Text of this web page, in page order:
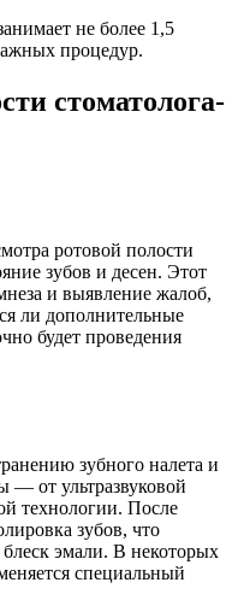
не более 1,5
процедур.
стоматолога-
ротовой полости
зубов и десен. Этот
и выявление жалоб,
ли дополнительные
будет проведения
зубного налета и
— от ультразвуковой
технологии. После
зубов, что
блеск эмали. В некоторых
специальный